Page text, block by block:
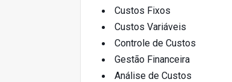
Custos Fixos
Custos Variáveis
Controle de Custos
Gestão Financeira
Análise de Custos